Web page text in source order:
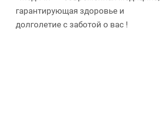
гарантирующая здоровье и
долголетие c заботой о вас !